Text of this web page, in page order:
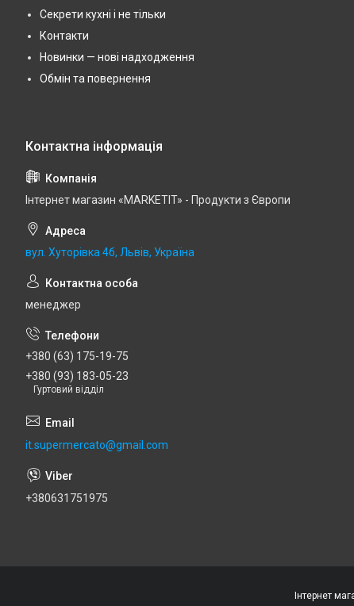
Секрети кухні і не тільки
Контакти
Новинки — нові надходження
Обмін та повернення
Інтернет магазин «MARKETIT» - Продукти з Європи
вул. Хуторівка 4б, Львів, Україна
менеджер
+380 (63) 175-19-75
+380 (93) 183-05-23
Гуртовий відділ
it.supermercato@gmail.com
+380631751975